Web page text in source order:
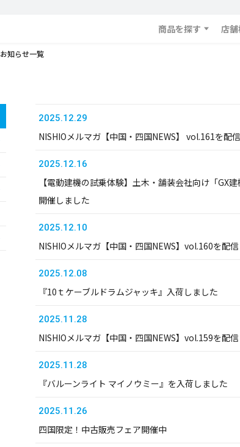
商品を探す 店
お知らせ一覧
2025.12.29
NISHIOメルマガ【中国・四国NEWS】 vol.161を配
2025.12.16
【電動建機の試乗体験】土木・舗装会社向け「GX
開催しました
2025.12.10
NISHIOメルマガ【中国・四国NEWS】vol.160を配
2025.12.08
『10ｔケーブルドラムジャッキ』入荷しました
2025.11.28
NISHIOメルマガ【中国・四国NEWS】vol.159を配
2025.11.28
『バルーンライト マイノウミー』を入荷しました
2025.11.26
四国限定！中古販売フェア開催中